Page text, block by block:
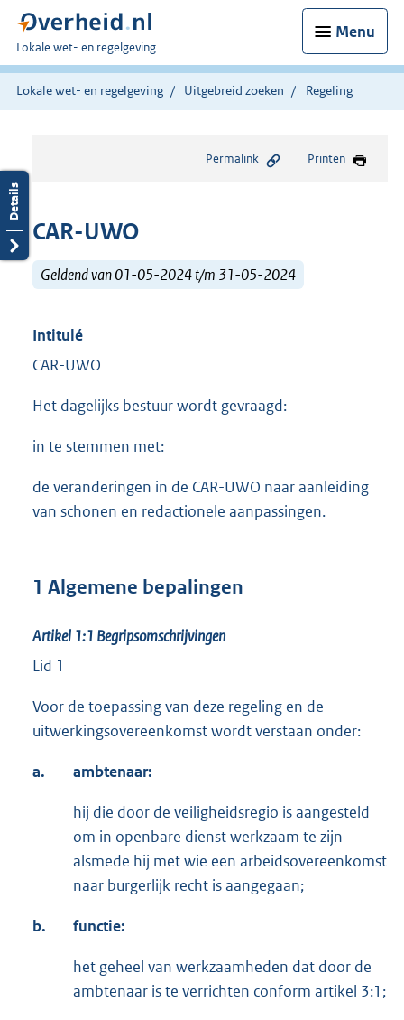
Menu
U
bent
hier:
Lokale wet- en regelgeving
Lokale wet- en regelgeving Uitgebreid zoeken Regeling
Permalink Printen
CAR-UWO
Geldend van 01-05-2024 t/m 31-05-2024
Intitulé
CAR-UWO
Het dagelijks bestuur wordt gevraagd:
in te stemmen met:
de veranderingen in de CAR-UWO naar aanleiding
van schonen en redactionele aanpassingen.
1 Algemene bepalingen
Artikel 1:1 Begripsomschrijvingen
Lid 1
Voor de toepassing van deze regeling en de
uitwerkingsovereenkomst wordt verstaan onder:
a. ambtenaar:
hij die door de veiligheidsregio is aangesteld
om in openbare dienst werkzaam te zijn
alsmede hij met wie een arbeidsovereenkomst
naar burgerlijk recht is aangegaan;
b. functie:
het geheel van werkzaamheden dat door de
ambtenaar is te verrichten conform artikel 3:1;